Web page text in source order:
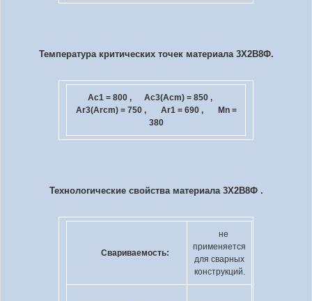
Температура критических точек материала 3Х2В8Ф.
Ac1 = 800 , Ac3(Acm) = 850 ,
Ar3(Arcm) = 750 , Ar1 = 690 , Mn =
380
Технологические свойства материала 3Х2В8Ф .
Свариваемость:
не
применяется
для сварных
конструкций.